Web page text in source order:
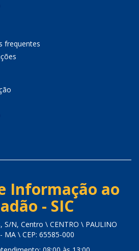
frequentes
Informação ao
- SIC
S/N, Centro \ CENTRO \ PAULINO
MA \ CEP: 65585-000